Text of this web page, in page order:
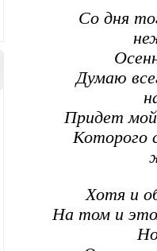
Со дня
Думаю
Придет
Которого
Хотя и
На том и